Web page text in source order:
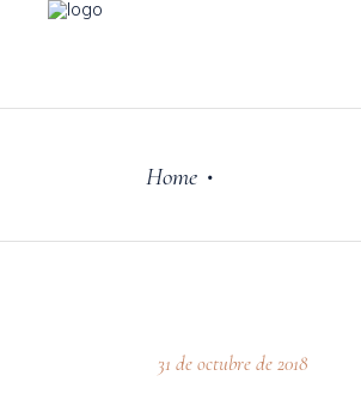
Home •
31 de octubre de 2018